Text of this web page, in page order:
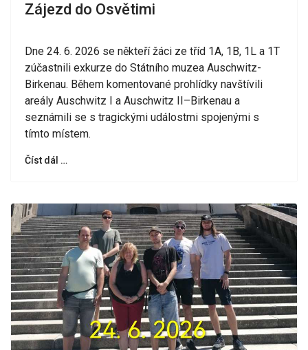
Zájezd do Osvětimi
Dne 24. 6. 2026 se někteří žáci ze tříd 1A, 1B, 1L a 1T
zúčastnili exkurze do Státního muzea Auschwitz-
Birkenau. Během komentované prohlídky navštívili
areály Auschwitz I a Auschwitz II–Birkenau a
seznámili se s tragickými událostmi spojenými s
tímto místem.
Číst dál …